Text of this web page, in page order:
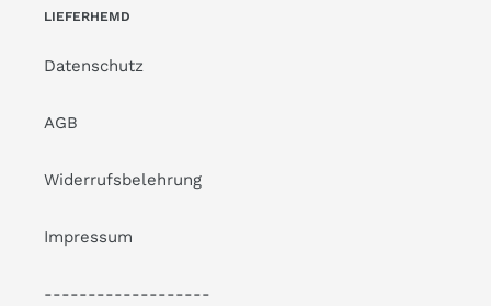
LIEFERHEMD
Datenschutz
AGB
Widerrufsbelehrung
Impressum
-------------------